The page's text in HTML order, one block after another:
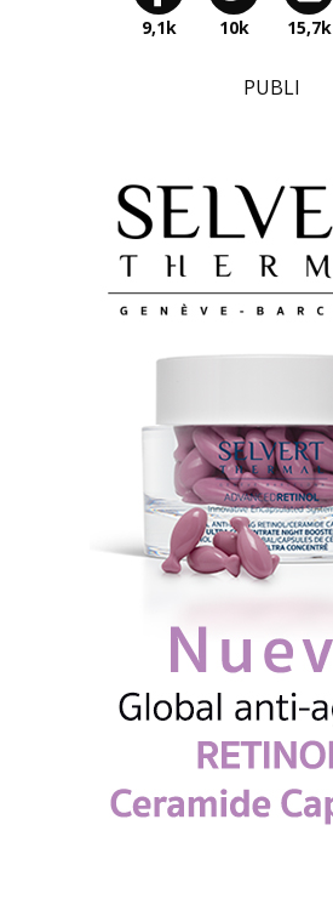
9,1k 10k 15,7k
PUBLI